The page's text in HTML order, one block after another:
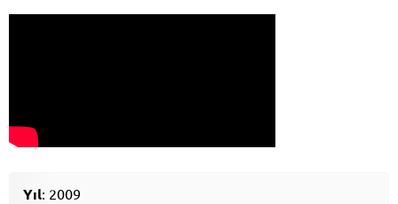
Yıl: 2009